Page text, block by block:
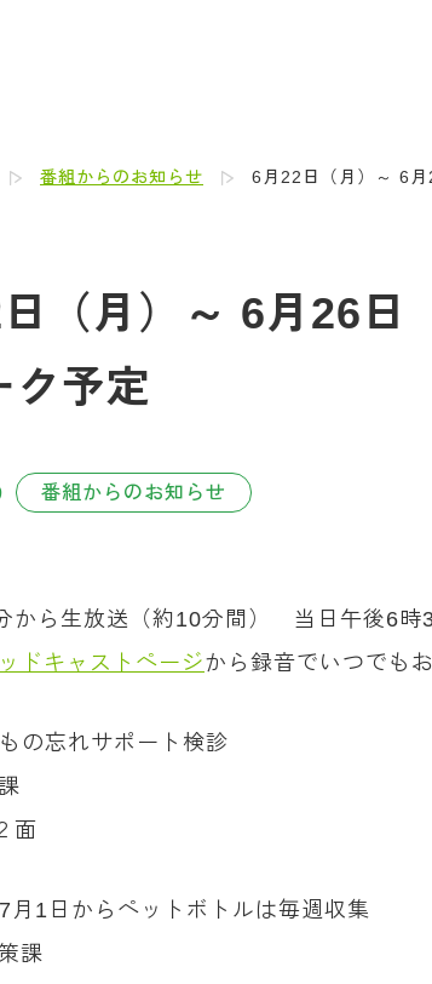
番組からのお知らせ 6月22日（月）～ 6
（月）～ 6月26
ク予定
番組からのお知らせ
から生放送（約10分間） 当日午後6時
ドキャストページから録音でいつでも
の忘れサポート検診
面
月1日からペットボトルは毎週収集
課